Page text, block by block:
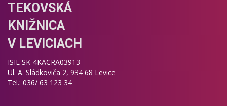
TEKOVSKÁ
KNIŽNICA
V LEVICIACH
ISIL SK-4KACRA03913
Ul. A. Sládkoviča 2, 934 68 Levice
Tel.: 036/ 63 123 34